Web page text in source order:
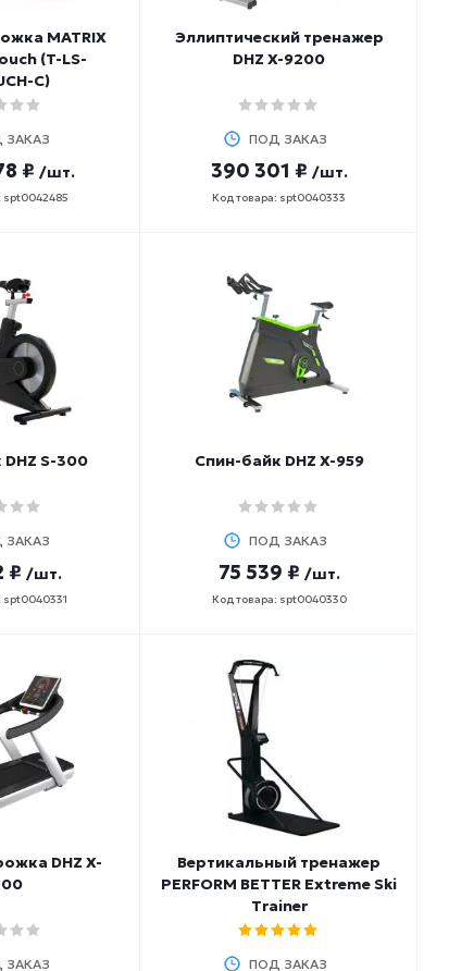
MATRIX
(T-LS-
C)
ЗАКАЗ
₽ /шт.
spt0042485
Эллиптический тренажер
DHZ X-9200
ПОД ЗАКАЗ
390 301 ₽ /шт.
Код товара: spt0040333
S-300
ЗАКАЗ
₽ /шт.
spt0040331
Спин-байк DHZ X-959
ПОД ЗАКАЗ
75 539 ₽ /шт.
Код товара: spt0040330
DHZ X-
ЗАКАЗ
Вертикальный тренажер
PERFORM BETTER Extreme Ski
Trainer
ПОД ЗАКАЗ